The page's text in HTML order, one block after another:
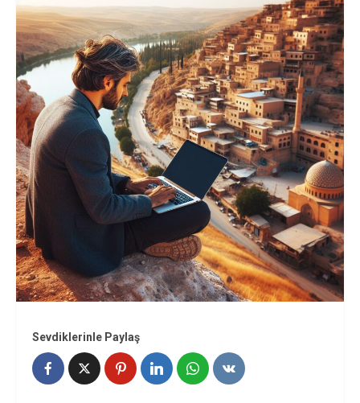
Sevdiklerinle Paylaş